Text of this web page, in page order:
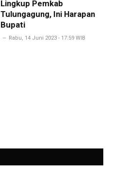
Lingkup Pemkab
Tulungagung, Ini Harapan
Bupati
Rabu, 14 Juni 2023 - 17:59 WIB